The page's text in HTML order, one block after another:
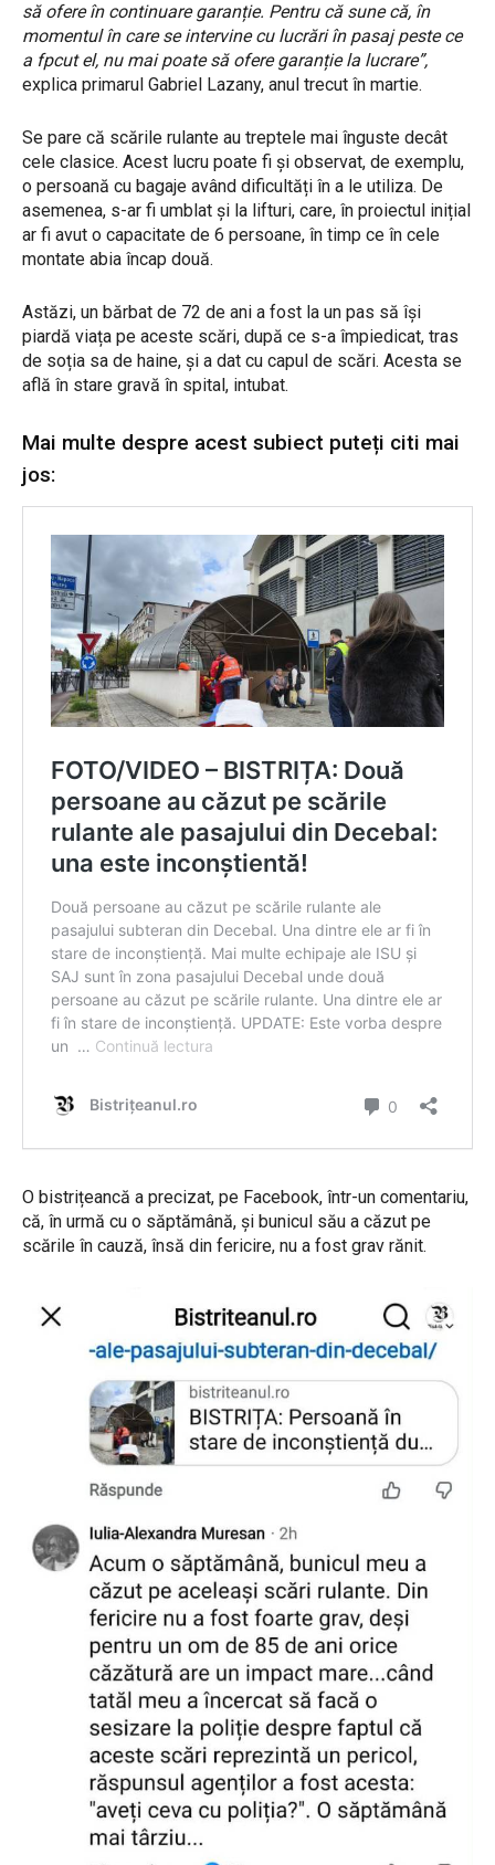
să ofere în continuare garanție. Pentru că sune că, în
momentul în care se intervine cu lucrări în pasaj peste ce
a fpcut el, nu mai poate să ofere garanție la lucrare”,
explica primarul Gabriel Lazany, anul trecut în martie.
Se pare că scările rulante au treptele mai înguste decât
cele clasice. Acest lucru poate fi și observat, de exemplu,
o persoană cu bagaje având dificultăți în a le utiliza. De
asemenea, s-ar fi umblat și la lifturi, care, în proiectul inițial
ar fi avut o capacitate de 6 persoane, în timp ce în cele
montate abia încap două.
Astăzi, un bărbat de 72 de ani a fost la un pas să își
piardă viața pe aceste scări, după ce s-a împiedicat, tras
de soția sa de haine, și a dat cu capul de scări. Acesta se
află în stare gravă în spital, intubat.
Mai multe despre acest subiect puteți citi mai
jos:
O bistrițeancă a precizat, pe Facebook, într-un comentariu,
că, în urmă cu o săptămână, și bunicul său a căzut pe
scările în cauză, însă din fericire, nu a fost grav rănit.